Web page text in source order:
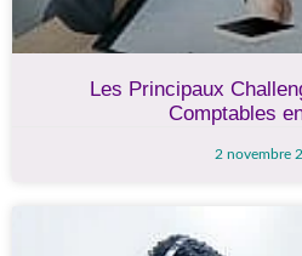
Les Principaux
Comptables
2 novembre